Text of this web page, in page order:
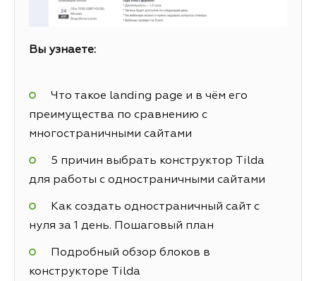
Вы узнаете:
Что такое landing page и в чём его
преимущества по сравнению с
многостраничными сайтами
5 причин выбрать конструктор Tilda
для работы с одностраничными сайтами
Как создать одностраничный сайт с
нуля за 1 день. Пошаговый план
Подробный обзор блоков в
конструкторе Tilda